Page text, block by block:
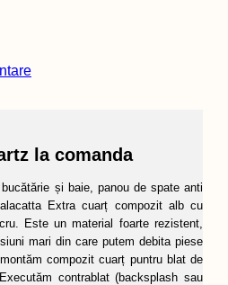
la comanda
și baie, panou de spate anti
Extra cuarț compozit alb cu
Este un material foarte rezistent,
mari din care putem debita piese
compozit cuarț puntru blat de
contrablat (backsplash sau